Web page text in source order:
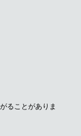
ることがありま